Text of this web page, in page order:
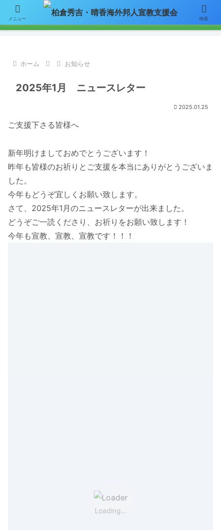
【お知らせ】ニュースレターのメールによる配信をご希望の方はここをク
リックして「お問い合わせ」フォームからアドレスをご連絡下さい。
ホーム お知らせ
2025年1月 ニュースレター
2025.01.25
ご支援下さる皆様へ
新年明けましておめでとうございます！
昨年も皆様のお祈りとご支援を本当にありがとうございま
した。
今年もどうぞ宜しくお願い致します。
さて、2025年1月のニュースレターが出来ました。
どうぞご一読くださり、お祈りをお願い致します！
今年も宣教、宣教、宣教です！！！
Loading...
メニュー 検索